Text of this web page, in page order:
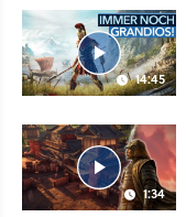
14:45
1:34